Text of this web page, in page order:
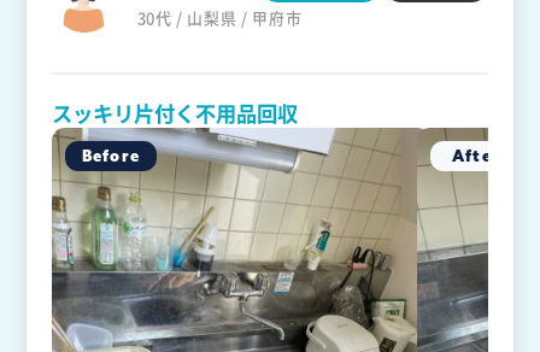
30代 / 山梨県 / 甲府市
スッキリ片付く不用品回収